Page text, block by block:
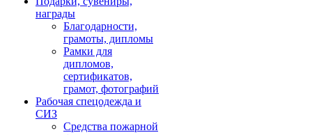
награды
Благодарности,
грамоты, дипломы
Рамки для
дипломов,
сертификатов,
грамот, фотографий
Рабочая спецодежда и
СИЗ
Средства пожарной